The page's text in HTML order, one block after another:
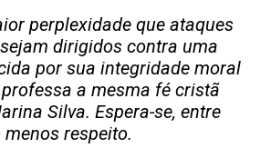
perplexidade que ataques
dirigidos contra uma
por sua integridade moral
a mesma fé cristã
Silva. Espera-se, entre
respeito.